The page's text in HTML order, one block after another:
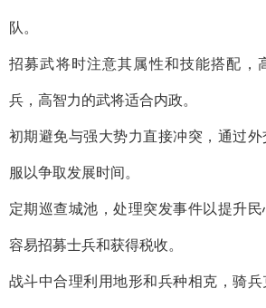
队。
招募武将时注意其属性和技能搭配，
兵，高智力的武将适合内政。
初期避免与强大势力直接冲突，通过
服以争取发展时间。
定期巡查城池，处理突发事件以提升
容易招募士兵和获得税收。
战斗中合理利用地形和兵种相克，骑